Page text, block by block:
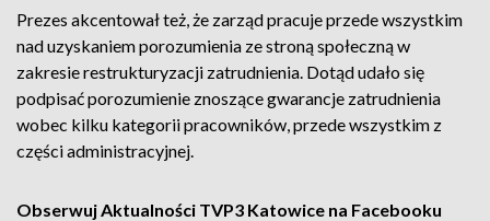
Prezes akcentował też, że zarząd pracuje przede wszystkim
nad uzyskaniem porozumienia ze stroną społeczną w
zakresie restrukturyzacji zatrudnienia. Dotąd udało się
podpisać porozumienie znoszące gwarancje zatrudnienia
wobec kilku kategorii pracowników, przede wszystkim z
części administracyjnej.
Obserwuj Aktualności TVP3 Katowice na Facebooku